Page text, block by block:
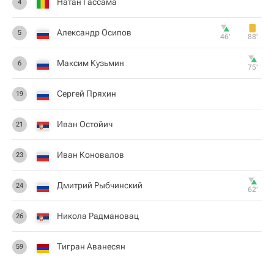
4
5 Александр Осипов 46‎’‎ 88‎’‎
6 Максим Кузьмин 75‎’‎
19 Сергей Пряхин
21 Иван Остойич
23 Иван Коновалов
24 Дмитрий Рыбчинский 62‎’‎
26 Никола Радмановац
59 Тигран Аванесян